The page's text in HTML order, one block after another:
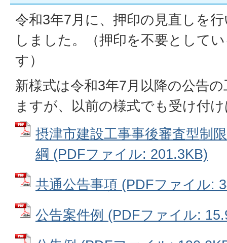
令和3年7月に、押印の見直しを
しました。（押印を不要として
す）
新様式は令和3年7月以降の公告
ますが、以前の様式でも受け付
摂津市建設工事事後審査型制
綱 (PDFファイル: 201.3KB)
共通公告事項 (PDFファイル:
公告案件例 (PDFファイル: